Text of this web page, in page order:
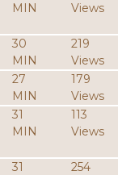
MIN
Views
30
MIN
219
Views
27
MIN
179
Views
31
MIN
113
Views
31
254